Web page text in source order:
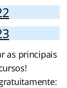
as principais